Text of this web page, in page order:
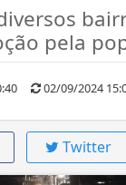
pela
02/09/2024
Twitter